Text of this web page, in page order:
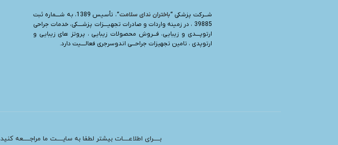
شـــرکت پزشکی “باختران ندای سلامت
“، تأسیس 1389، به شــــماره ثبت
39885 ، در زمینه واردات و صادرات تجهیــــزات پزشــــکی، خدمات جراحی
ارتوپــــدی و زیبایی، فـــروش محصولات زیبایی ، پروتز های زیبایی و
ارتوپدی ، تامین تجهیزات جراحـــی اندوسرجری فعالــــیت دارد.
بــــرای اطلاعــــات بیشتر لطفا به سایــــت ما مراجــــعه کنید